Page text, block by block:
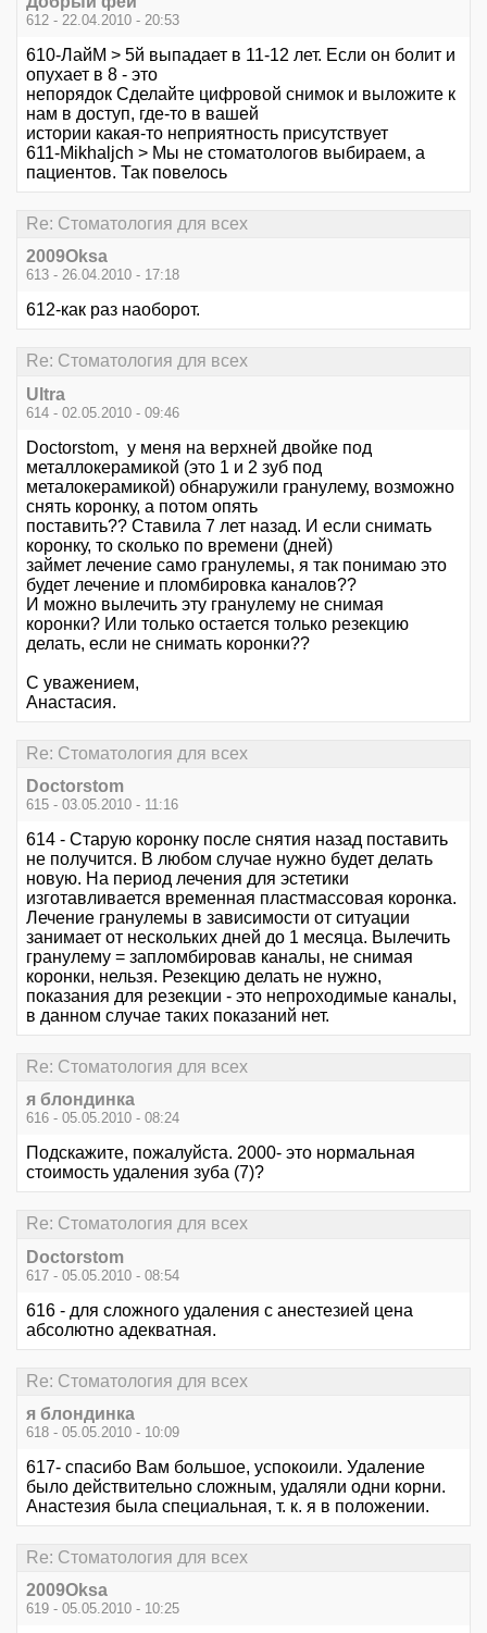
612 - 22.04.2010 - 20:53
610-ЛайМ > 5й выпадает в 11-12 лет. Если он болит и
опухает в 8 - это
непорядок Сделайте цифровой снимок и выложите к
нам в доступ, где-то в вашей
истории какая-то неприятность присутствует
611-Mikhaljch > Мы не стоматологов выбираем, а
пациентов. Так повелось
Re: Стоматология для всех
2009Oksa
613 - 26.04.2010 - 17:18
612-как раз наоборот.
Re: Стоматология для всех
Ultra
614 - 02.05.2010 - 09:46
Doctorstom, у меня на верхней двойке под
металлокерамикой (это 1 и 2 зуб под
металокерамикой) обнаружили гранулему, возможно
снять коронку, а потом опять
поставить?? Ставила 7 лет назад. И если снимать
коронку, то сколько по времени (дней)
займет лечение само гранулемы, я так понимаю это
будет лечение и пломбировка каналов??
И можно вылечить эту гранулему не снимая
коронки? Или только остается только резекцию
делать, если не снимать коронки??
С уважением,
Анастасия.
Re: Стоматология для всех
Doctorstom
615 - 03.05.2010 - 11:16
614 - Старую коронку после снятия назад поставить
не получится. В любом случае нужно будет делать
новую. На период лечения для эстетики
изготавливается временная пластмассовая коронка.
Лечение гранулемы в зависимости от ситуации
занимает от нескольких дней до 1 месяца. Вылечить
гранулему = запломбировав каналы, не снимая
коронки, нельзя. Резекцию делать не нужно,
показания для резекции - это непроходимые каналы,
в данном случае таких показаний нет.
Re: Стоматология для всех
я блондинка
616 - 05.05.2010 - 08:24
Подскажите, пожалуйста. 2000- это нормальная
стоимость удаления зуба (7)?
Re: Стоматология для всех
Doctorstom
617 - 05.05.2010 - 08:54
616 - для сложного удаления с анестезией цена
абсолютно адекватная.
Re: Стоматология для всех
я блондинка
618 - 05.05.2010 - 10:09
617- спасибо Вам большое, успокоили. Удаление
было действительно сложным, удаляли одни корни.
Анастезия была специальная, т. к. я в положении.
Re: Стоматология для всех
2009Oksa
619 - 05.05.2010 - 10:25